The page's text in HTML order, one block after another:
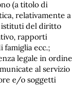
(a titolo di
relativamente a
istituti del diritto
rapporti
ecc.;
legale in ordine
al servizio
e/o soggetti